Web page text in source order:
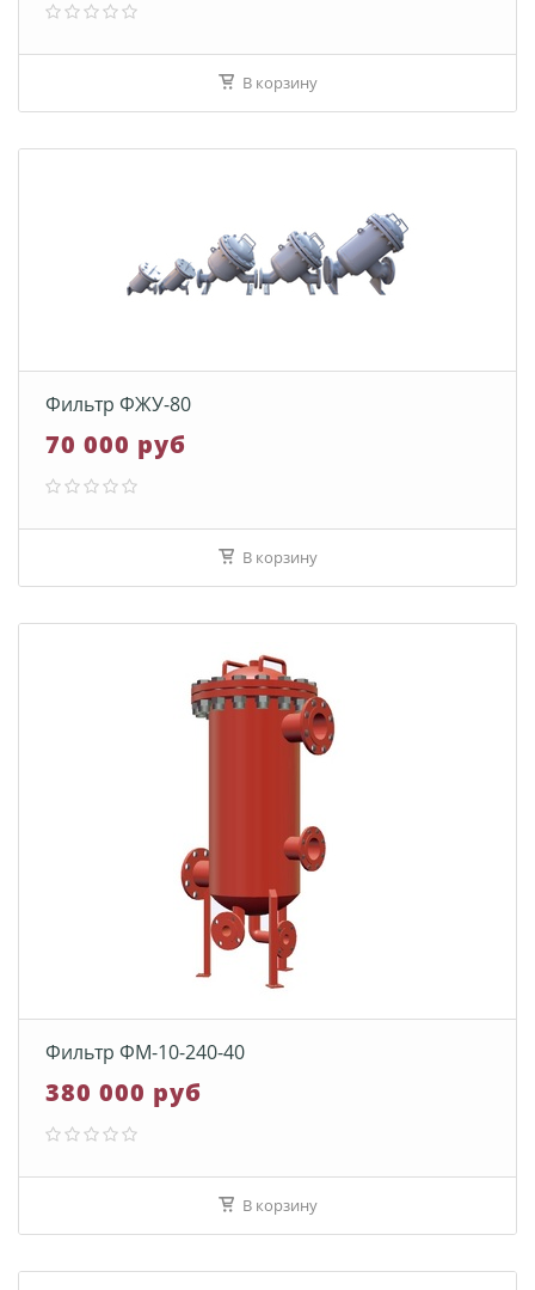
В корзину
Фильтр ФЖУ-80
70 000 руб
В корзину
Фильтр ФМ-10-240-40
380 000 руб
В корзину